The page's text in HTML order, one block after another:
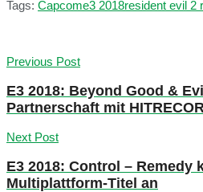
Tags: Capcome3 2018resident evil 2
Previous Post
E3 2018: Beyond Good &
Partnerschaft mit
Next Post
E3 2018: Control – Remedy
Multiplattform-Titel an